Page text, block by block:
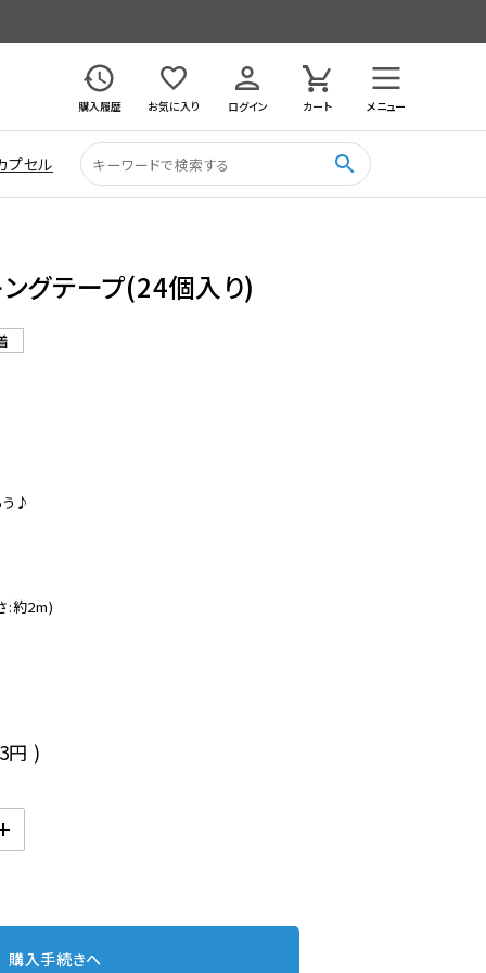
購入履歴
お気に入り ログイン カート メニュー
プセル search
グテープ(24個入り)
う♪
:約2m)
円 )
購入手続きへ